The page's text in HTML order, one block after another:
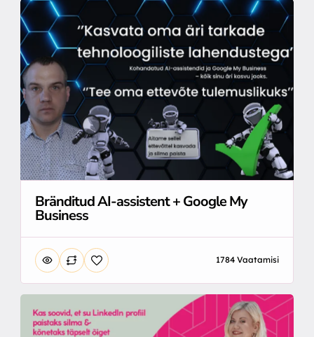
Bränditud AI-assistent + Google My
Business
1784 Vaatamisi